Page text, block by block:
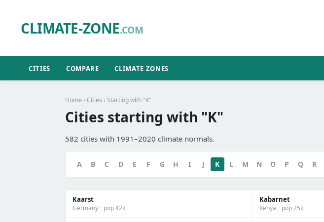
CLIMATE-ZONE.COM
CITIES COMPARE CLIMATE ZONES
Home › Cities › Starting with "K"
Cities starting with "K"
582 cities with 1991–2020 climate normals.
A B C D E F G H I J K L M N O P Q R
Kaarst
Germany · pop 42k
Kabarnet
Kenya · pop 25k